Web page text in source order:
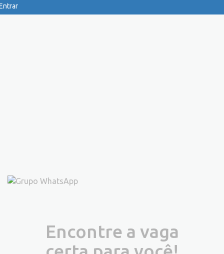
Encontre a vaga